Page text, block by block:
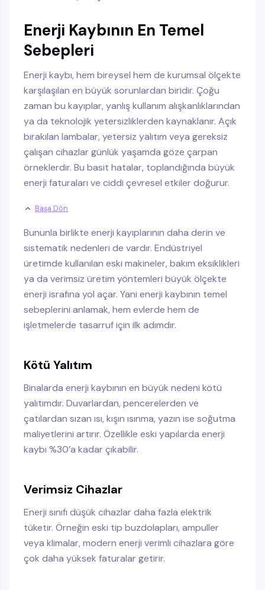
Enerji Kaybının En Temel
Sebepleri
Enerji kaybı, hem bireysel hem de kurumsal ölçekte
karşılaşılan en büyük sorunlardan biridir. Çoğu
zaman bu kayıplar, yanlış kullanım alışkanlıklarından
ya da teknolojik yetersizliklerden kaynaklanır. Açık
bırakılan lambalar, yetersiz yalıtım veya gereksiz
çalışan cihazlar günlük yaşamda göze çarpan
örneklerdir. Bu basit hatalar, toplandığında büyük
enerji faturaları ve ciddi çevresel etkiler doğurur.
Başa Dön
Bununla birlikte enerji kayıplarının daha derin ve
sistematik nedenleri de vardır. Endüstriyel
üretimde kullanılan eski makineler, bakım eksiklikleri
ya da verimsiz üretim yöntemleri büyük ölçekte
enerji israfına yol açar. Yani enerji kaybının temel
sebeplerini anlamak, hem evlerde hem de
işletmelerde tasarruf için ilk adımdır.
Kötü Yalıtım
Binalarda enerji kaybının en büyük nedeni kötü
yalıtımdır. Duvarlardan, pencerelerden ve
çatılardan sızan ısı, kışın ısınma, yazın ise soğutma
maliyetlerini artırır. Özellikle eski yapılarda enerji
kaybı %30’a kadar çıkabilir.
Verimsiz Cihazlar
Enerji sınıfı düşük cihazlar daha fazla elektrik
tüketir. Örneğin eski tip buzdolapları, ampuller
veya klimalar, modern enerji verimli cihazlara göre
çok daha yüksek faturalar getirir.